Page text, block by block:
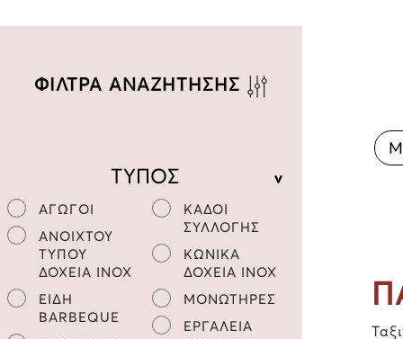
ΦΙΛΤΡΑ ΑΝΑΖΗΤΗΣΗΣ
ΤΥΠΟΣ
ΑΓΩΓΟΙ
ΑΝΟΙΧΤΟΥ
ΤΥΠΟΥ
ΔΟΧΕΙΑ INOX
ΕΙΔΗ
BARBEQUE
ΚΑΔΟΙ
ΣΥΛΛΟΓΗΣ
ΚΩΝΙΚΑ
ΔΟΧΕΙΑ INOX
ΜΟΝΩΤΗΡΕΣ
ΕΡΓΑΛΕΙΑ